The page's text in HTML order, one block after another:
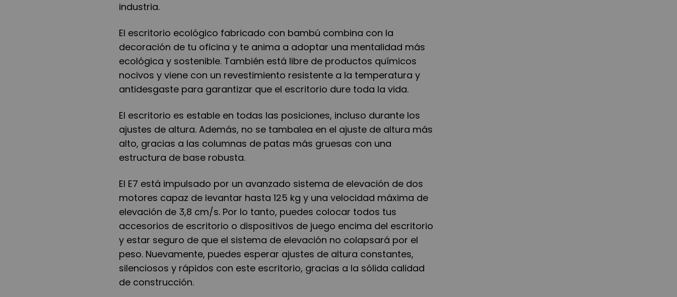
industria.
El escritorio ecológico fabricado con bambú combina con la
decoración de tu oficina y te anima a adoptar una mentalidad más
ecológica y sostenible. También está libre de productos químicos
nocivos y viene con un revestimiento resistente a la temperatura y
antidesgaste para garantizar que el escritorio dure toda la vida.
El escritorio es estable en todas las posiciones, incluso durante los
ajustes de altura. Además, no se tambalea en el ajuste de altura más
alto, gracias a las columnas de patas más gruesas con una
estructura de base robusta.
El E7 está impulsado por un avanzado sistema de elevación de dos
motores capaz de levantar hasta 125 kg y una velocidad máxima de
elevación de 3,8 cm/s. Por lo tanto, puedes colocar todos tus
accesorios de escritorio o dispositivos de juego encima del escritorio
y estar seguro de que el sistema de elevación no colapsará por el
peso. Nuevamente, puedes esperar ajustes de altura constantes,
silenciosos y rápidos con este escritorio, gracias a la sólida calidad
de construcción.